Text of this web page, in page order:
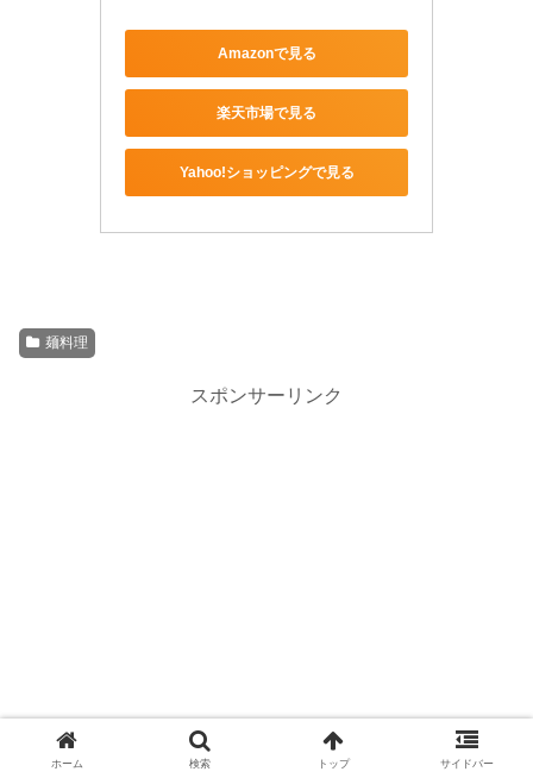
Amazonで見る
楽天市場で見る
Yahoo!ショッピングで見る
麺料理
スポンサーリンク
ホーム 検索 トップ サイドバー